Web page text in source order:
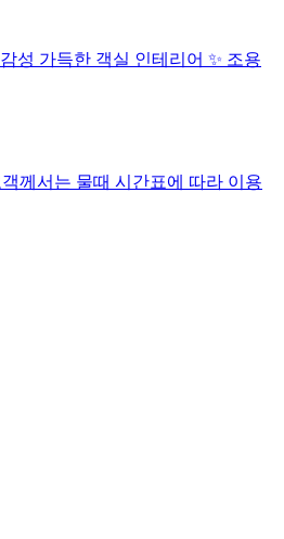
성 가득한 객실 인테리어 ✨ 조용
께서는 물때 시간표에 따라 이용